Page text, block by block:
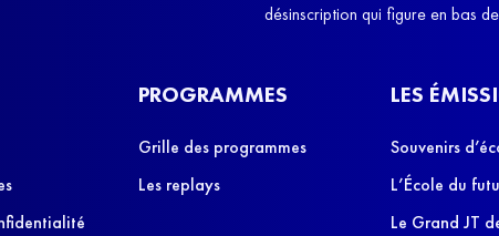
désinscription qui figure en bas
PROGRAMMES
Grille des programmes
Les replays
LES
Souvenirs
L’École du
Le Grand JT